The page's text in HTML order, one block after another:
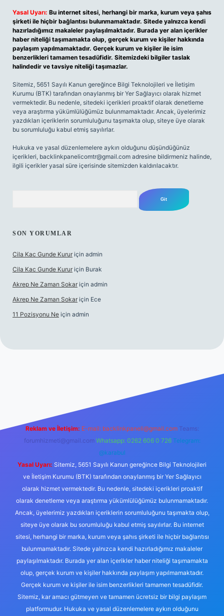
Yasal Uyarı: Bu internet sitesi, herhangi bir marka, kurum veya şahıs
şirketi ile hiçbir bağlantısı bulunmamaktadır. Sitede yalnızca kendi
hazırladığımız makaleler paylaşılmaktadır. Burada yer alan içerikler
haber niteliği taşımamakta olup, gerçek kurum ve kişiler hakkında
paylaşım yapılmamaktadır. Gerçek kurum ve kişiler ile isim
benzerlikleri tamamen tesadüfidir. Sitemizdeki bilgiler taslak
halindedir ve tavsiye niteliği taşımazlar.
Sitemiz, 5651 Sayılı Kanun gereğince Bilgi Teknolojileri ve İletişim
Kurumu (BTK) tarafından onaylanmış bir Yer Sağlayıcı olarak hizmet
vermektedir. Bu nedenle, sitedeki içerikleri proaktif olarak denetleme
veya araştırma yükümlülüğümüz bulunmamaktadır. Ancak, üyelerimiz
yazdıkları içeriklerin sorumluluğunu taşımakta olup, siteye üye olarak
bu sorumluluğu kabul etmiş sayılırlar.
Hukuka ve yasal düzenlemelere aykırı olduğunu düşündüğünüz
içerikleri, backlinkpanelicomtr@gmail.com adresine bildirmeniz halinde,
ilgili içerikler yasal süre içerisinde sitemizden kaldırılacaktır.
SON YORUMLAR
Cila Kac Gunde Kurur için admin
Cila Kac Gunde Kurur için Burak
Akrep Ne Zaman Sokar için admin
Akrep Ne Zaman Sokar için Ece
11 Pozisyonu Ne için admin
Reklam ve İletişim: E-mail: backlinkpaneli@gmail.com Teams:
forumhizmeti@gmail.com Whatsapp: 0262 606 0 726 Telegram:
@karabul
Yasal Uyarı: Sitemiz, 5651 Sayılı Kanun gereğince Bilgi Teknolojileri
ve İletişim Kurumu (BTK) tarafından onaylanmış bir Yer Sağlayıcı
olarak hizmet vermektedir. Bu nedenle, sitedeki içerikleri proaktif
olarak denetleme veya araştırma yükümlülüğümüz bulunmamaktadır.
Ancak, üyelerimiz yazdıkları içeriklerin sorumluluğunu taşımakta olup,
siteye üye olarak bu sorumluluğu kabul etmiş sayılırlar. Bu internet
sitesi, herhangi bir marka, kurum veya şahıs şirketi ile hiçbir bağlantısı
bulunmamaktadır. Sitede yalnızca kendi hazırladığımız makaleler
paylaşılmaktadır. Burada yer alan içerikler haber niteliği taşımamakta
olup, gerçek kurum ve kişiler hakkında paylaşım yapılmamaktadır.
Gerçek kurum ve kişiler ile isim benzerlikleri tamamen tesadüfidir.
Sitemiz, kar amacı gütmeyen ve tamamen ücretsiz bir bilgi paylaşım
platformudur. Hukuka ve yasal düzenlemelere aykırı olduğunu